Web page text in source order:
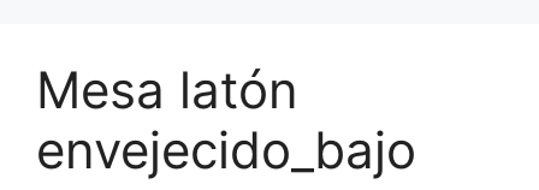
Mesa latón
envejecido_bajo